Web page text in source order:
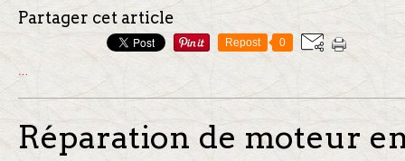
Partager cet article
Repost 0
…
Réparation de moteur